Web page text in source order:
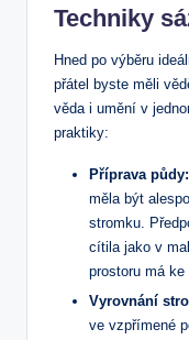
Techniky
Hned po výběru
přátel byste měli
věda i umění v
praktiky:
Příprava půdy:
měla být
stromku.
cítila jako v
prostoru má
Vyrovnání
ve vzpřímené